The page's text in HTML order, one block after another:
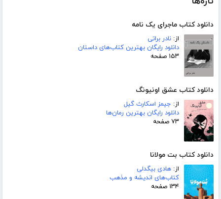
دانلود کتاب ماجرای یک نامه
از: نادر براتی
دانلود رایگان بهترین کتاب‌های داستان
۱۵۳ صفحه
دانلود کتاب عشق اونیونگ
از: جیمز اسکارث گیل
دانلود رایگان بهترین رمان‌ها
۷۳ صفحه
دانلود کتاب بت مولانا
از: هادی بیگدلی
کتاب‌های اندیشه و مذهب
۱۳۴ صفحه